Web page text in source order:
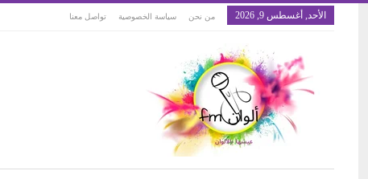
الأحد, أغسطس 9, 2026 من نحن سياسة الخصوصية تواصل معنا